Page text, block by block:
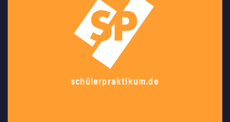
schülerpraktikum.de